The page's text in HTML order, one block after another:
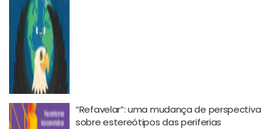
“Refavelar”: uma mudança de perspectiva
sobre estereótipos das periferias